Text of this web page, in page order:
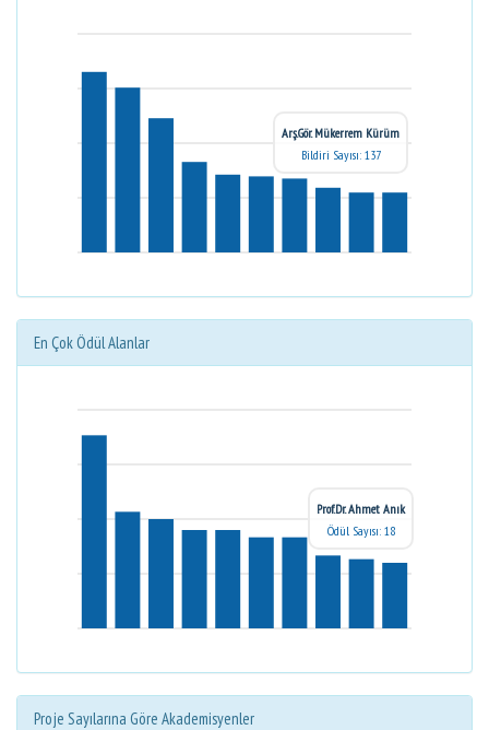
Arş.Gör. Mükerrem Kürüm
Bildiri Sayısı: 137
En Çok Ödül Alanlar
Prof.Dr. Ahmet Anık
Ödül Sayısı: 18
Proje Sayılarına Göre Akademisyenler